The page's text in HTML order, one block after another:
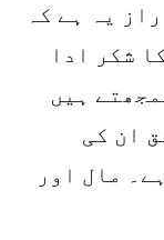
یہ ہے کہ
شکر ادا
ہیں
ان کی
مال اور